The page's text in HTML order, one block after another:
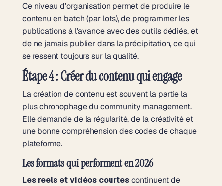
Ce niveau d’organisation permet de produire le
contenu en batch (par lots), de programmer les
publications à l’avance avec des outils dédiés, et
de ne jamais publier dans la précipitation, ce qui
se ressent toujours sur la qualité.
Étape 4 : Créer du contenu qui engage
La création de contenu est souvent la partie la
plus chronophage du community management.
Elle demande de la régularité, de la créativité et
une bonne compréhension des codes de chaque
plateforme.
Les formats qui performent en 2026
Les reels et vidéos courtescontinuent de